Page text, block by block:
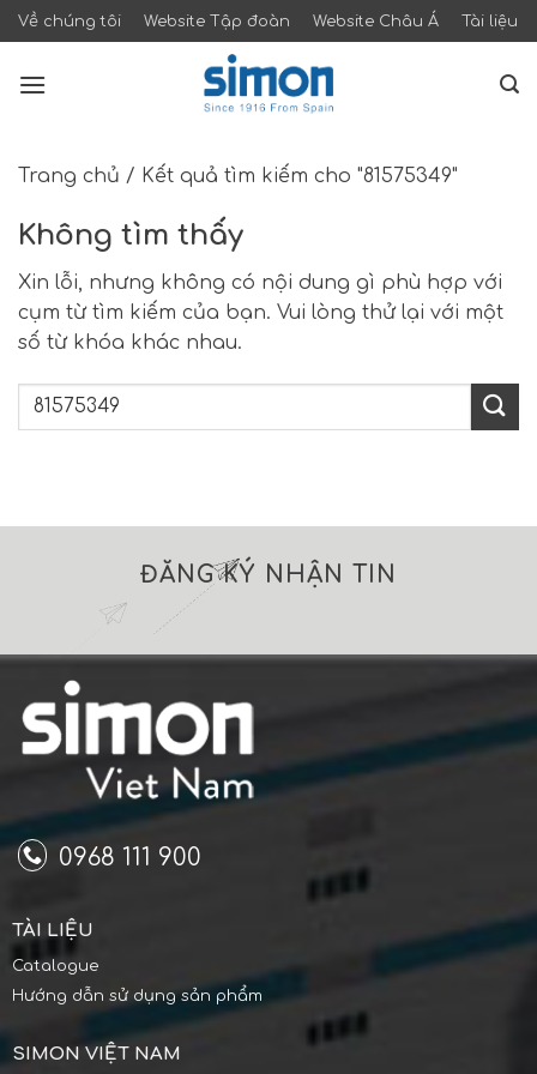
Skip
to
content
Về chúng tôi Website Tập đoàn Website Châu Á Tài liệu
Trang chủ / Kết quả tìm kiếm cho "81575349"
Không tìm thấy
Xin lỗi, nhưng không có nội dung gì phù hợp với
cụm từ tìm kiếm của bạn. Vui lòng thử lại với một
số từ khóa khác nhau.
ĐĂNG KÝ NHẬN TIN
0968 111 900
TÀI LIỆU
Catalogue
Hướng dẫn sử dụng sản phẩm
SIMON VIỆT NAM